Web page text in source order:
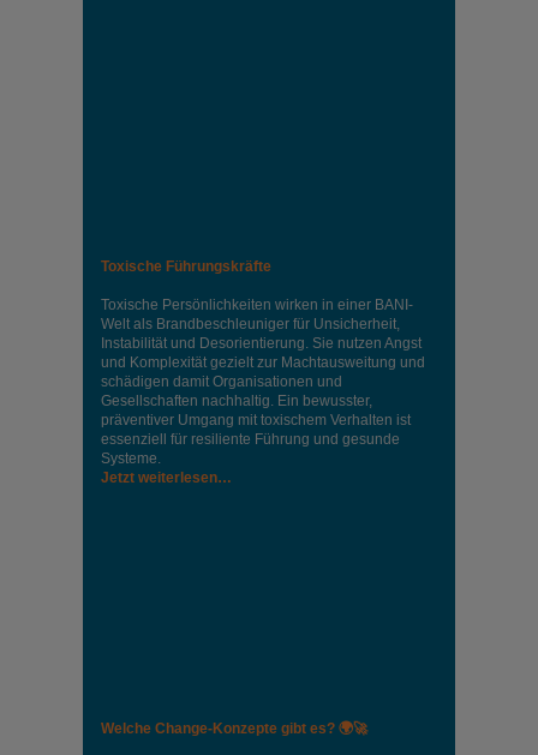
Toxische Führungskräfte
Toxische Persönlichkeiten wirken in einer BANI-
Welt als Brandbeschleuniger für Unsicherheit,
Instabilität und Desorientierung. Sie nutzen Angst
und Komplexität gezielt zur Machtausweitung und
schädigen damit Organisationen und
Gesellschaften nachhaltig. Ein bewusster,
präventiver Umgang mit toxischem Verhalten ist
essenziell für resiliente Führung und gesunde
Systeme.
Jetzt weiterlesen…
Welche Change-Konzepte gibt es? 🌍🚀